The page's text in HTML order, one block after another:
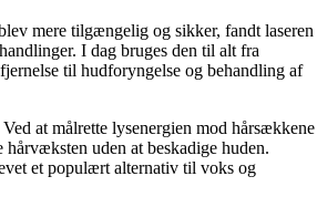
mere tilgængelig og sikker, fandt laseren
I dag bruges den til alt fra
til hudforyngelse og behandling af
Ved at målrette lysenergien mod hårsækkene
hårvæksten uden at beskadige huden.
et populært alternativ til voks og